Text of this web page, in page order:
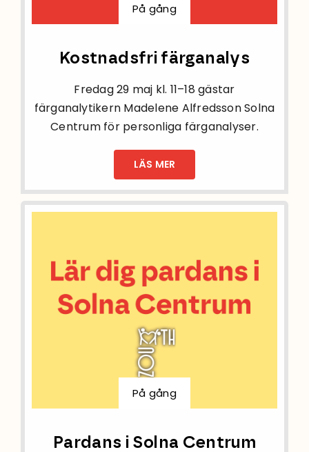
På gång
Kostnadsfri färganalys
Fredag 29 maj kl. 11–18 gästar
färganalytikern Madelene Alfredsson Solna
Centrum för personliga färganalyser.
LÄS MER
På gång
Pardans i Solna Centrum